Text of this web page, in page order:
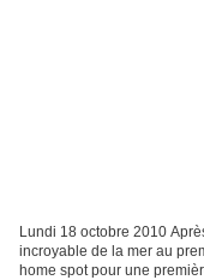
Lundi 18 octobre 2010
incroyable de la mer au
home spot pour une